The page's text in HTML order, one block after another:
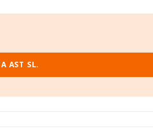
AST SL.